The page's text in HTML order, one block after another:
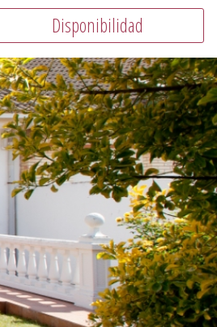
Disponibilidad